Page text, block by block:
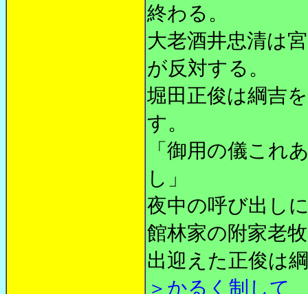
終わる。
大老酒井忠清は
が反対する。
堀田正俊は綱吉
す。
「御用の儀これ
し」
夜中の呼び出し
館林家の附家老
出迎えた正俊は
＞かるく制して